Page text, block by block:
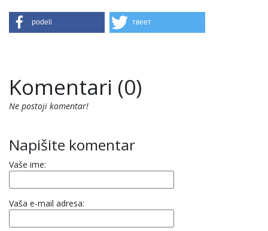
podeli твеет
Komentari (0)
Ne postoji komentar!
Napišite komentar
Vaše ime:
Vaša e-mail adresa: